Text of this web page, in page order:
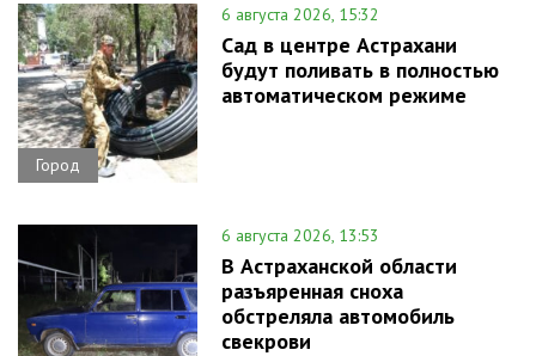
Город
6 августа 2026, 15:32
Сад в центре Астрахани
будут поливать в полностью
автоматическом режиме
6 августа 2026, 13:53
В Астраханской области
разъяренная сноха
обстреляла автомобиль
свекрови